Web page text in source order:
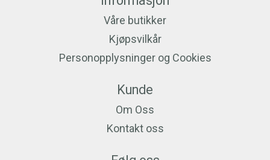
Våre butikker
Kjøpsvilkår
Personopplysninger og Cookies
Kunde
Om Oss
Kontakt oss